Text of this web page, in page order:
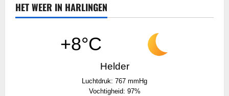
HET WEER IN HARLINGEN
+8°C
Helder
Luchtdruk: 767 mmHg
Vochtigheid: 97%